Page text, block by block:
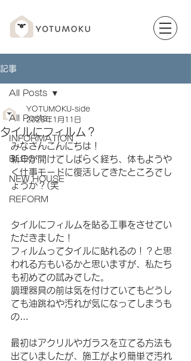
記事
All Posts
INFORMATION
BLOG
NEW HOUSE
REFORM
All Posts
タイルにフィルム？
YOTUMOKU-side
2025年1月11日
みなさんこんにちは！
新年が開けてしばらく経ち、体もようや
く仕事モードに復活してきたところでし
ょうか？(笑
タイルにフィルムを貼る工事をさせてい
ただきました！
フィルムってタイルに貼れるの！？と思
われる方もいるかと思いますが、私たち
も初めての試みでした。
調理器具の前は気を付けていてもどうし
ても油跳ねや汚れが気になってしまうも
の…
最初はアクリルやガラスを立てる方法も
出ていましたが、施工がより簡単で汚れ